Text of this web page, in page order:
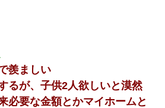
羨ましい
るが、子供2人欲しいと漠然
必要な金額とかマイホームと